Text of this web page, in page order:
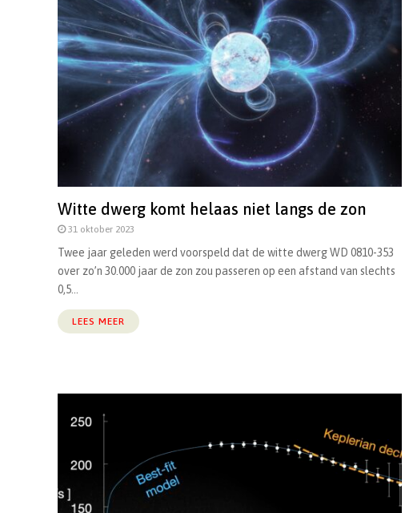
Witte dwerg komt helaas niet langs de zon
31 oktober 2023
Twee jaar geleden werd voorspeld dat de witte dwerg WD 0810-353
over zo’n 30.000 jaar de zon zou passeren op een afstand van slechts
0,5...
LEES MEER